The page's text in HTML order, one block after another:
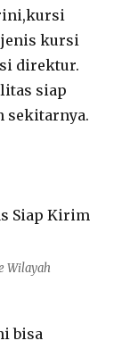
jenis kursi
direktur.
siap
sekitarnya.
Wilayah
bisa